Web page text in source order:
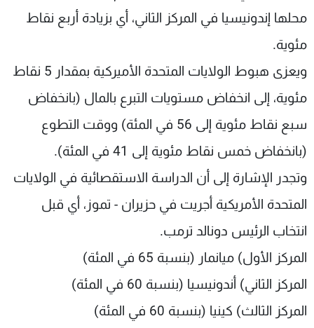
محلها إندونيسيا في المركز الثاني، أي بزيادة أربع نقاط
مئوية.
ویعزى هبوط الولایات المتحدة الأميركیة بمقدار 5 نقاط
مئویة، إلی انخفاض مستویات التبرع بالمال (بانخفاض
سبع نقاط مئوية إلى 56 في المئة) ووقت التطوع
(بانخفاض خمس نقاط مئوية إلى 41 في المئة).
وتجدر الإشارة إلى أن الدراسة الاستقصائية في الولايات
المتحدة الأمريكية أجريت في حزيران - تموز، أي قبل
انتخاب الرئيس دونالد ترمب.
المركز الأول) ميانمار (بنسبة 65 في المئة)
المركز الثاني) أندونيسيا (بنسبة 60 في المئة)
المركز الثالث) كينيا (بنسبة 60 في المئة)